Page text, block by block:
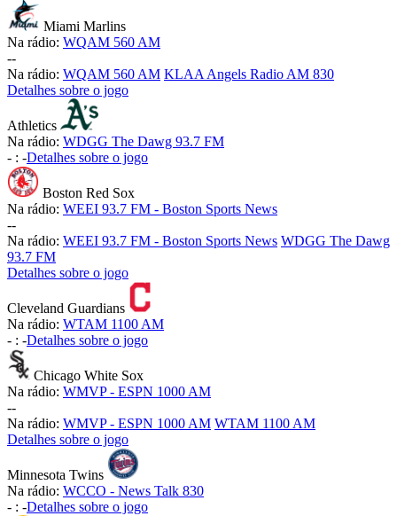
Miami Marlins
Na rádio: WQAM 560 AM
--
Na rádio: WQAM 560 AM KLAA Angels Radio AM 830
Detalhes sobre o jogo
Athletics
Na rádio: WDGG The Dawg 93.7 FM
- : -Detalhes sobre o jogo
Boston Red Sox
Na rádio: WEEI 93.7 FM - Boston Sports News
--
Na rádio: WEEI 93.7 FM - Boston Sports News WDGG The Dawg
93.7 FM
Detalhes sobre o jogo
Cleveland Guardians
Na rádio: WTAM 1100 AM
- : -Detalhes sobre o jogo
Chicago White Sox
Na rádio: WMVP - ESPN 1000 AM
--
Na rádio: WMVP - ESPN 1000 AM WTAM 1100 AM
Detalhes sobre o jogo
Minnesota Twins
Na rádio: WCCO - News Talk 830
- : -Detalhes sobre o jogo